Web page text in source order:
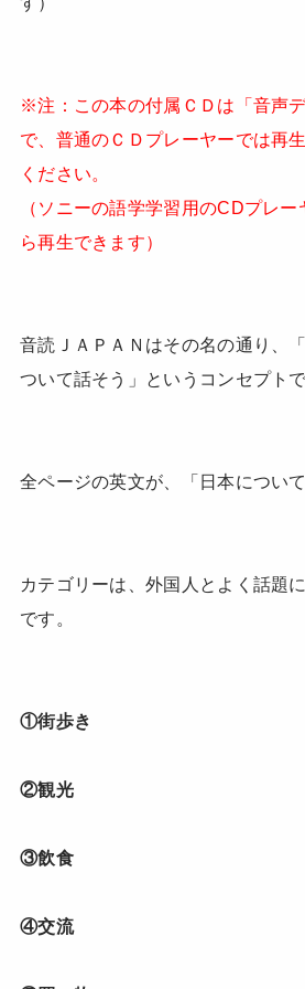
※注：この本の付属ＣＤは「音声
で、普通のＣＤプレーヤーでは再
ください。
（ソニーの語学学習用のCDプレー
ら再生できます）
音読ＪＡＰＡＮはその名の通り、
ついて話そう」というコンセプト
全ページの英文が、「日本について
カテゴリーは、外国人とよく話題
です。
①街歩き
②観光
③飲食
④交流